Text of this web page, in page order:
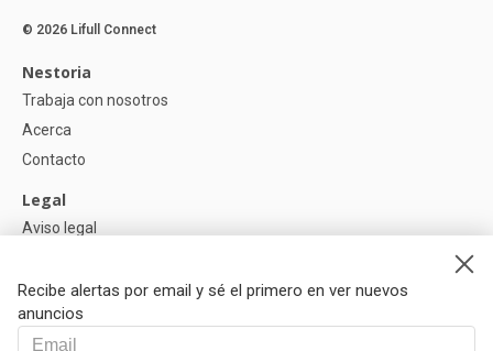
Recibe alertas por email y sé el primero en ver nuevos
anuncios
© 2026 Lifull Connect
Nestoria
Trabaja con nosotros
Acerca
Contacto
Legal
Aviso legal
Política de Cookies
Ayuda